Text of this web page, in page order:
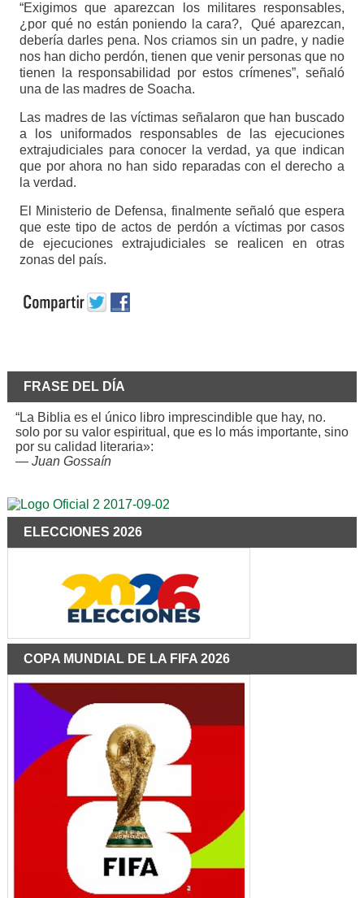
“Exigimos que aparezcan los militares responsables,
¿por qué no están poniendo la cara?, Qué aparezcan,
debería darles pena. Nos criamos sin un padre, y nadie
nos han dicho perdón, tienen que venir personas que no
tienen la responsabilidad por estos crímenes”, señaló
una de las madres de Soacha.
Las madres de las víctimas señalaron que han buscado
a los uniformados responsables de las ejecuciones
extrajudiciales para conocer la verdad, ya que indican
que por ahora no han sido reparadas con el derecho a
la verdad.
El Ministerio de Defensa, finalmente señaló que espera
que este tipo de actos de perdón a víctimas por casos
de ejecuciones extrajudiciales se realicen en otras
zonas del país.
FRASE DEL DÍA
“La Biblia es el único libro imprescindible que hay, no.
solo por su valor espiritual, que es lo más importante, sino
por su calidad literaria»:
— Juan Gossaín
ELECCIONES 2026
COPA MUNDIAL DE LA FIFA 2026